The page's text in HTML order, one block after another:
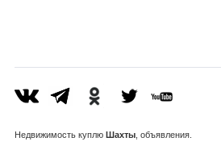
Недвижимость куплю Шахты, объявления.